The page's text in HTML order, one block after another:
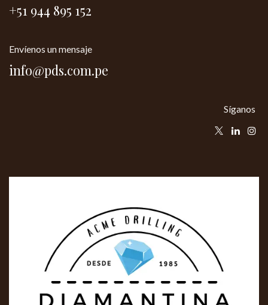
+51 944 895 152
Envíenos un mensaje
info@pds.com.pe
Síganos